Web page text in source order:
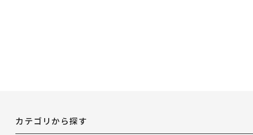
カテゴリから探す